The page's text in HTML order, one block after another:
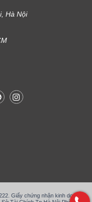
Hà Nội
Giấy chứng nhận kinh doanh